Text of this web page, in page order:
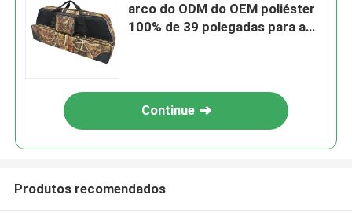
arco do ODM do OEM poliéster
100% de 39 polegadas para a
Continue
Produtos recomendados